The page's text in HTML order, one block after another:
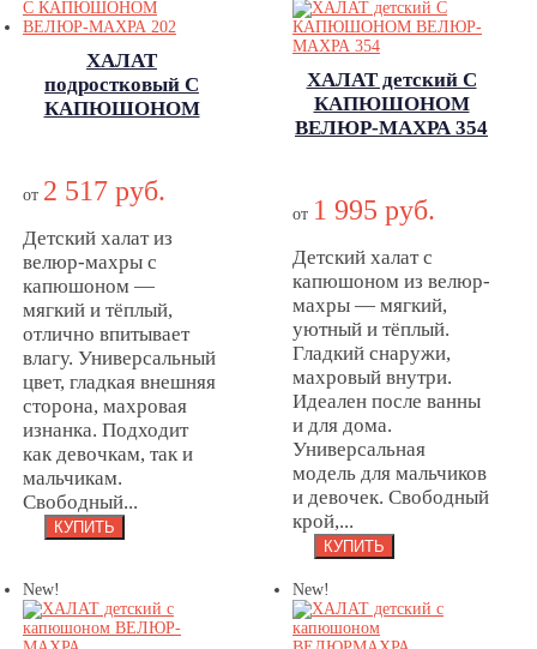
ХАЛАТ
подростковый С
КАПЮШОНОМ
подростковый С
КАПЮШОНОМ
ВЕЛЮР-МАХРА
202
от 2 517 руб.
Детский халат из
велюр-махры с
капюшоном —
мягкий и тёплый,
отлично впитывает
влагу. Универсальный
цвет, гладкая внешняя
сторона, махровая
изнанка. Подходит
как девочкам, так и
мальчикам.
Свободный...
ХАЛАТ детский С
КАПЮШОНОМ
ВЕЛЮР-МАХРА 354
КАПЮШОНОМ
354
от 1 995 руб.
Детский халат с
капюшоном из велюр-
махры — мягкий,
уютный и тёплый.
Гладкий снаружи,
махровый внутри.
Идеален после ванны
и для дома.
Универсальная
модель для мальчиков
и девочек. Свободный
крой,...
New! New!